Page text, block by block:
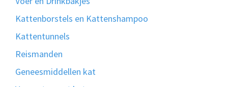
Kattenborstels en Kattenshampoo
Kattentunnels
Reismanden
Geneesmiddellen kat